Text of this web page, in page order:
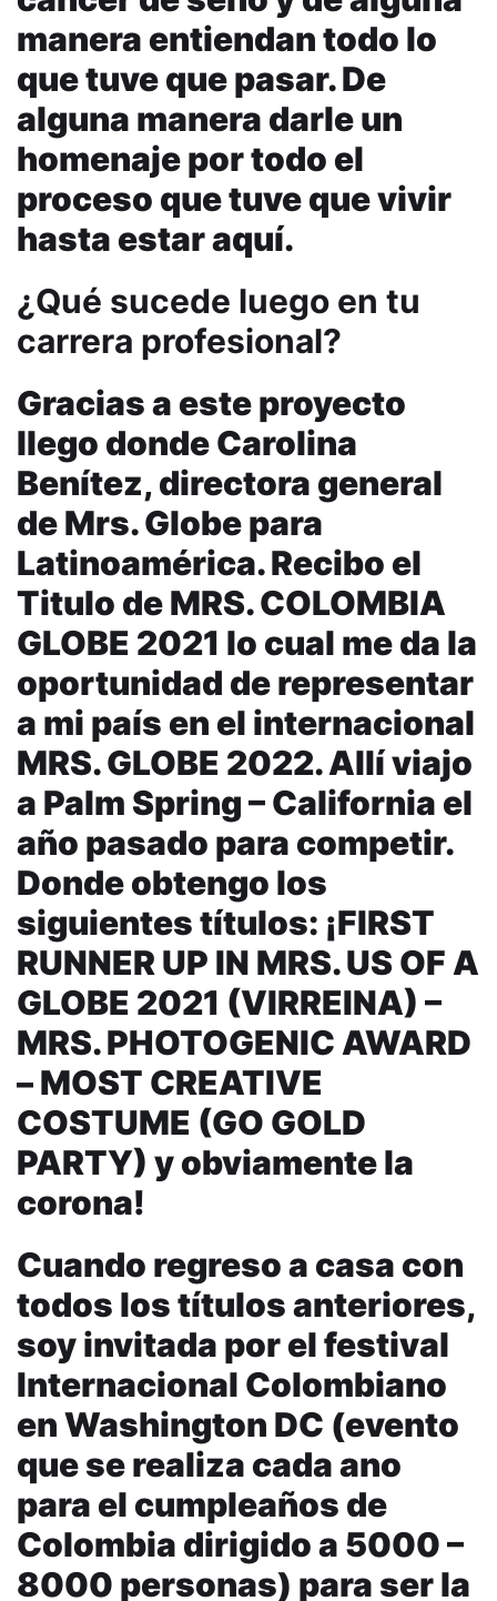
manera entiendan todo lo
que tuve que pasar. De
alguna manera darle un
homenaje por todo el
proceso que tuve que vivir
hasta estar aquí.
¿Qué sucede luego en tu
carrera profesional?
Gracias a este proyecto
llego donde Carolina
Benítez, directora general
de Mrs. Globe para
Latinoamérica. Recibo el
Titulo de MRS. COLOMBIA
GLOBE 2021 lo cual me da la
oportunidad de representar
a mi país en el internacional
MRS. GLOBE 2022. Allí viajo
a Palm Spring – California el
año pasado para competir.
Donde obtengo los
siguientes títulos: ¡FIRST
RUNNER UP IN MRS. US OF A
GLOBE 2021 (VIRREINA) –
MRS. PHOTOGENIC AWARD
– MOST CREATIVE
COSTUME (GO GOLD
PARTY) y obviamente la
corona!
Cuando regreso a casa con
todos los títulos anteriores,
soy invitada por el festival
Internacional Colombiano
en Washington DC (evento
que se realiza cada ano
para el cumpleaños de
Colombia dirigido a 5000 –
8000 personas) para ser la